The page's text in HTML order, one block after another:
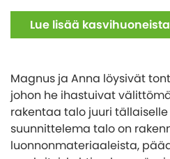
Lue lisää kasvihuoneista
Magnus ja Anna löysivät
johon he ihastuivat
rakentaa talo juuri
suunnittelema talo on
luonnonmateriaaleista,